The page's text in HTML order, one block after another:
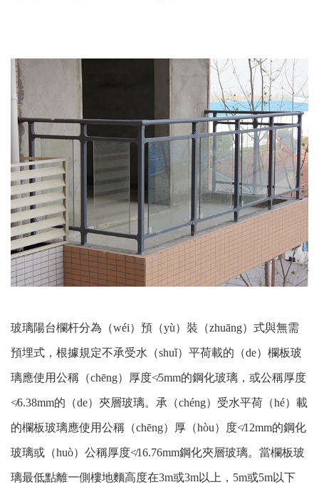
玻璃陽台欄杆分為（wéi）預（yù）裝（zhuāng）式與無需
預埋式，根據規定不承受水（shuǐ）平荷載的（de）欄板玻
璃應使用公稱（chēng）厚度≮5mm的鋼化玻璃，或公稱厚度
≮6.38mm的（de）夾層玻璃。承（chéng）受水平荷（hé）載
的欄板玻璃應使用公稱（chēng）厚（hòu）度≮12mm的鋼化
玻璃或（huò）公稱厚度≮16.76mm鋼化夾層玻璃。當欄板玻
璃最低點離一側樓地麵高度在3m或3m以上，5m或5m以下